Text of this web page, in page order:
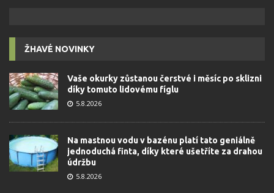
ŽHAVÉ NOVINKY
Vaše okurky zůstanou čerstvé i měsíc po sklizni
díky tomuto lidovému fíglu
5.8.2026
Na mastnou vodu v bazénu platí tato geniálně
jednoduchá finta, díky které ušetříte za drahou
údržbu
5.8.2026